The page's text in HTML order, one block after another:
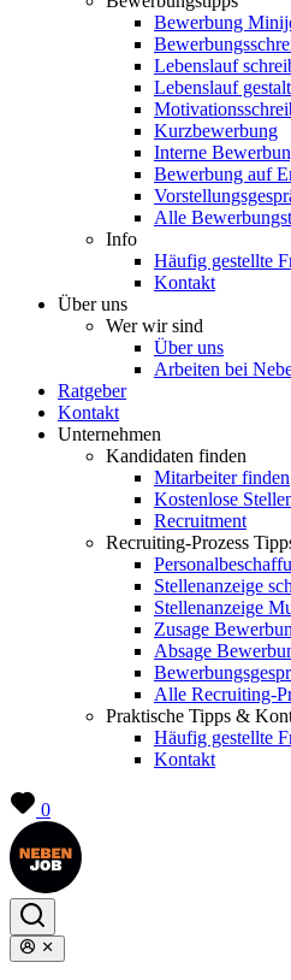
Bewerbung
Lebenslauf
Lebenslauf
Kurzbewerbung
Interne
Bewerbung auf
Alle
Info
Häufig gestellte
Kontakt
Über uns
Wer wir sind
Über uns
Arbeiten bei
Ratgeber
Kontakt
Unternehmen
Kandidaten finden
Mitarbeiter finden
Kostenlose
Recruitment
Recruiting-Prozess
Stellenanzeige
Stellenanzeige
Zusage
Absage
Alle Recruiting-
Praktische Tipps &
Häufig gestellte
Kontakt
0